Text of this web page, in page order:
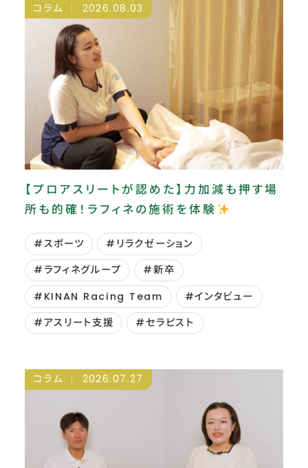
#ラフィネマルシェ #KINAN Racing Team
#スポーツ #リバース東京
#ボディワークホールディングス
#アスリート支援 #アロマテラピー
#イベント #エッセンシャルオイル
#キャリア形成 #ナチュラルボディ
#ボディワークセラピストエージェンシー
#健康管理 #新人賞 #社内イベント
#のれん分け #コラボ
#スペシャルコラボ #セラピストアスリート
#健康寿命 #入江陵介さん #入浴
#内定式 #就活 #温浴施設
#競泳 #車いすバスケットボール
#M&A
#SDGs #⾛幅跳 #くらし
#インボイス
コラム 2026.08.03
【プロアスリートが認めた】力加減も押す場
所も的確！ラフィネの施術を体験
#スポーツ
#リラクゼーション
#ラフィネグループ
#新卒
#KINAN Racing Team
#インタビュー
#アスリート支援
#セラピスト
コラム 2026.07.27